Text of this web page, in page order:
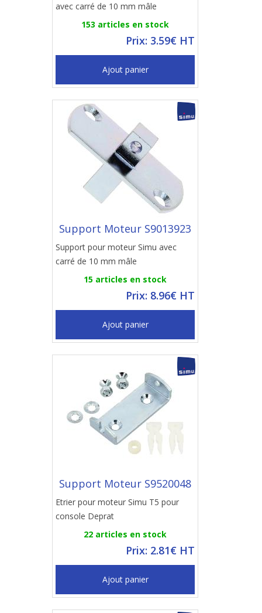
avec carré de 10 mm mâle
153 articles en stock
Prix: 3.59€ HT
Ajout panier
Support Moteur S9013923
Support pour moteur Simu avec
carré de 10 mm mâle
15 articles en stock
Prix: 8.96€ HT
Ajout panier
Support Moteur S9520048
Etrier pour moteur Simu T5 pour
console Deprat
22 articles en stock
Prix: 2.81€ HT
Ajout panier